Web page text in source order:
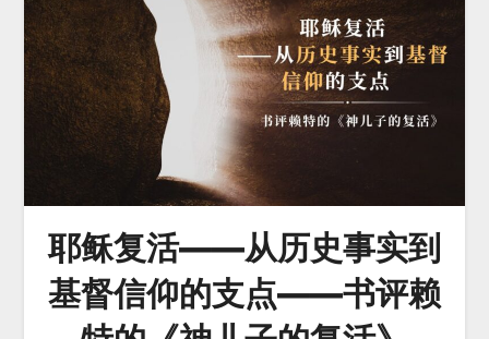
耶稣复活——从历史事实到
基督信仰的支点——书评赖